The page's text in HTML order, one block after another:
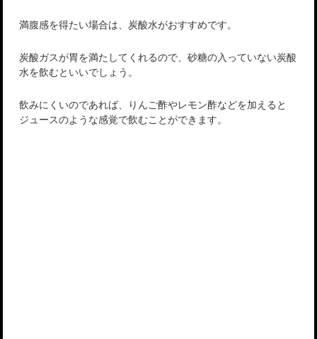
満腹感を得たい場合は、炭酸水がおすすめです。
炭酸ガスが胃を満たしてくれるので、砂糖の入っていない炭酸
水を飲むといいでしょう。
飲みにくいのであれば、りんご酢やレモン酢などを加えると
ジュースのような感覚で飲むことができます。